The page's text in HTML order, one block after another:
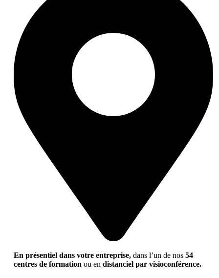
En présentiel dans votre entreprise, dans l’un de nos 54
centres de formation ou en distanciel par visioconférence.